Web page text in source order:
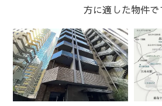
方に適した物件で